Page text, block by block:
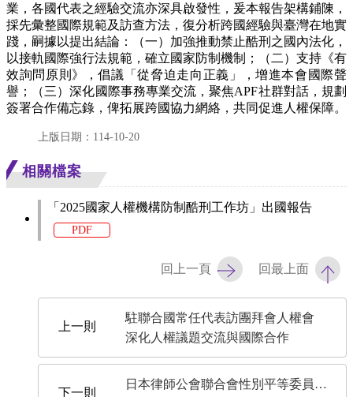
業，各國代表之經驗交流亦深具啟發性，爰本報告架構鋪陳，
採先彙整國際規範及訪查方法，復分析跨國經驗與臺灣在地實
踐，嗣據以提出結論：（一）加強推動禁止酷刑之國內法化，
以接軌國際強行法規範，確立國家防制機制；（二）支持《有
效詢問原則》，倡議「從脅迫走向正義」，增進本會國際聲
譽；（三）深化國際事務專業交流，聚焦APF社群對話，規劃
簽署合作備忘錄，俾拓展跨國協力網絡，共同促進人權保障。
上版日期：114-10-20
相關檔案
「2025國家人權機構防制酷刑工作坊」出國報告
PDF
回上一頁 回最上面
駐聯合國常任代表訪團拜會人權會
深化人權議題交流與國際合作
日本律師公會聯合會性別平等委員會拜會人權會